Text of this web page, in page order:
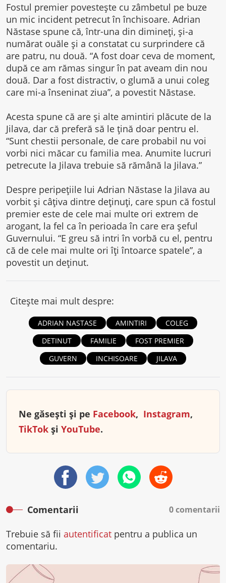
Fostul premier povesteşte cu zâmbetul pe buze
un mic incident petrecut în închisoare. Adrian
Năstase spune că, într-una din dimineţi, şi-a
numărat ouăle şi a constatat cu surprindere că
are patru, nu două. “A fost doar ceva de moment,
după ce am rămas singur în pat aveam din nou
două. Dar a fost distractiv, o glumă a unui coleg
care mi-a înseninat ziua”, a povestit Năstase.
Acesta spune că are şi alte amintiri plăcute de la
Jilava, dar că preferă să le ţină doar pentru el.
“Sunt chestii personale, de care probabil nu voi
vorbi nici măcar cu familia mea. Anumite lucruri
petrecute la Jilava trebuie să rămână la Jilava.”
Despre peripeţiile lui Adrian Năstase la Jilava au
vorbit şi câţiva dintre deţinuţi, care spun că fostul
premier este de cele mai multe ori extrem de
arogant, la fel ca în perioada în care era şeful
Guvernului. “E greu să intri în vorbă cu el, pentru
că de cele mai multe ori îţi întoarce spatele”, a
povestit un deţinut.
Citește mai mult despre:
ADRIAN NASTASE AMINTIRI
COLEG
DETINUT
FAMILIE
FOST PREMIER
GUVERN
INCHISOARE JILAVA
Ne găsești și pe Facebook, Instagram,
TikTok și YouTube.
Comentarii 0 comentarii
Trebuie să fii autentificat pentru a publica un
comentariu.